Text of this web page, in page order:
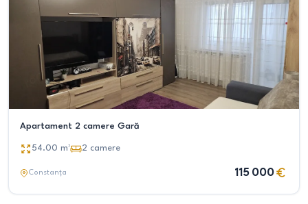
Apartament 2 camere Gară
54.00 m² 2 camere
Constanța 115 000